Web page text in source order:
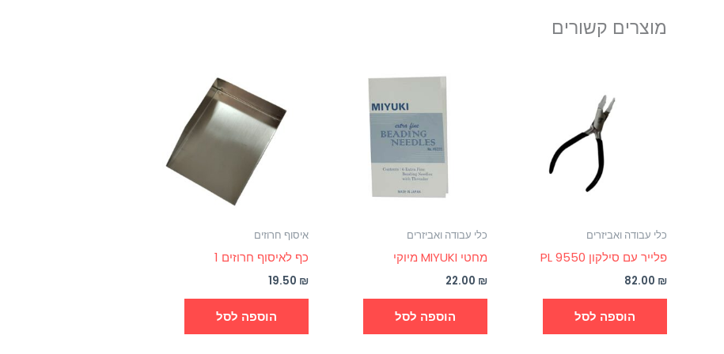
מוצרים קשורים
כלי עבודה ואביזרים
פלייר עם סילקון PL 9550
82.00 ₪
הוספה לסל
כלי עבודה ואביזרים
מחטי MIYUKI מיוקי
22.00 ₪
הוספה לסל
איסוף חרוזים
כף לאיסוף חרוזים 1
19.50 ₪
הוספה לסל